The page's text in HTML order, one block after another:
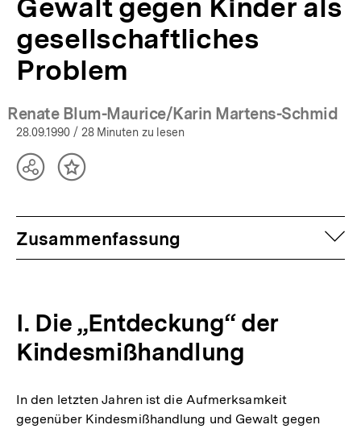
Gewalt gegen Kinder als
gesellschaftliches
Problem
Renate Blum-Maurice/Karin Martens-Schmid
28.09.1990 / 28 Minuten zu lesen
TeilenInhalt
Zusammenfassung
I. Die „Entdeckung“ der
Kindesmißhandlung
In den letzten Jahren ist die Aufmerksamkeit
gegenüber Kindesmißhandlung und Gewalt gegen